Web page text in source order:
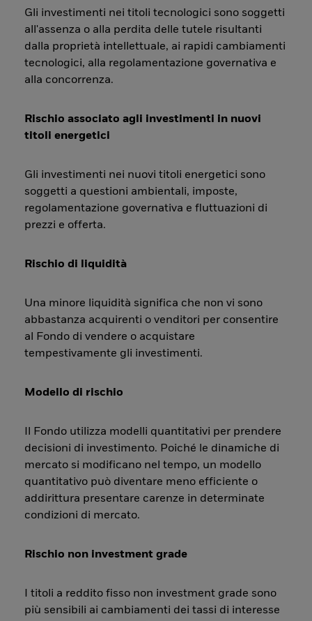
Gli investimenti nei titoli tecnologici sono soggetti
all'assenza o alla perdita delle tutele risultanti
dalla proprietà intellettuale, ai rapidi cambiamenti
tecnologici, alla regolamentazione governativa e
alla concorrenza.
Rischio associato agli investimenti in nuovi
titoli energetici
Gli investimenti nei nuovi titoli energetici sono
soggetti a questioni ambientali, imposte,
regolamentazione governativa e fluttuazioni di
prezzi e offerta.
Rischio di liquidità
Una minore liquidità significa che non vi sono
abbastanza acquirenti o venditori per consentire
al Fondo di vendere o acquistare
tempestivamente gli investimenti.
Modello di rischio
Il Fondo utilizza modelli quantitativi per prendere
decisioni di investimento. Poiché le dinamiche di
mercato si modificano nel tempo, un modello
quantitativo può diventare meno efficiente o
addirittura presentare carenze in determinate
condizioni di mercato.
Rischio non investment grade
I titoli a reddito fisso non investment grade sono
più sensibili ai cambiamenti dei tassi di interesse